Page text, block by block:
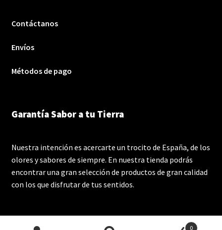
Contáctanos
Envíos
Métodos de pago
Garantía Sabor a tu Tierra
Nuestra intención es acercarte un trocito de España, de los
olores y sabores de siempre. En nuestra tienda podrás
encontrar una gran selección de productos de gran calidad
con los que disfrutar de tus sentidos.
0